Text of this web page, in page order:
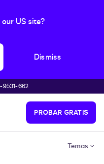
US site?
Dismiss
9531-662
PROBAR GRATIS
Temas